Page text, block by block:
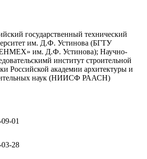
государственный технический
им. Д.Ф. Устинова (БГТУ
им. Д.Ф. Устинова); Научно-
институт строительной
Российской академии архитектуры и
наук (НИИСФ РААСН)
01
03-28